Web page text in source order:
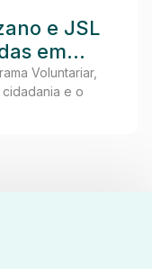
e JSL
em
deVoluntariar,
e o